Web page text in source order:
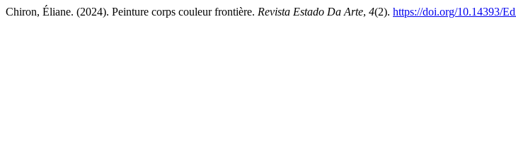
Chiron, Éliane. (2024). Peinture corps couleur frontière. Revista Estado Da Arte, 4(2). https://doi.org/10.14393/